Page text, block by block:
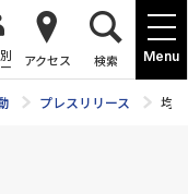
Menu
アクセス 検索
プレスリリース 均